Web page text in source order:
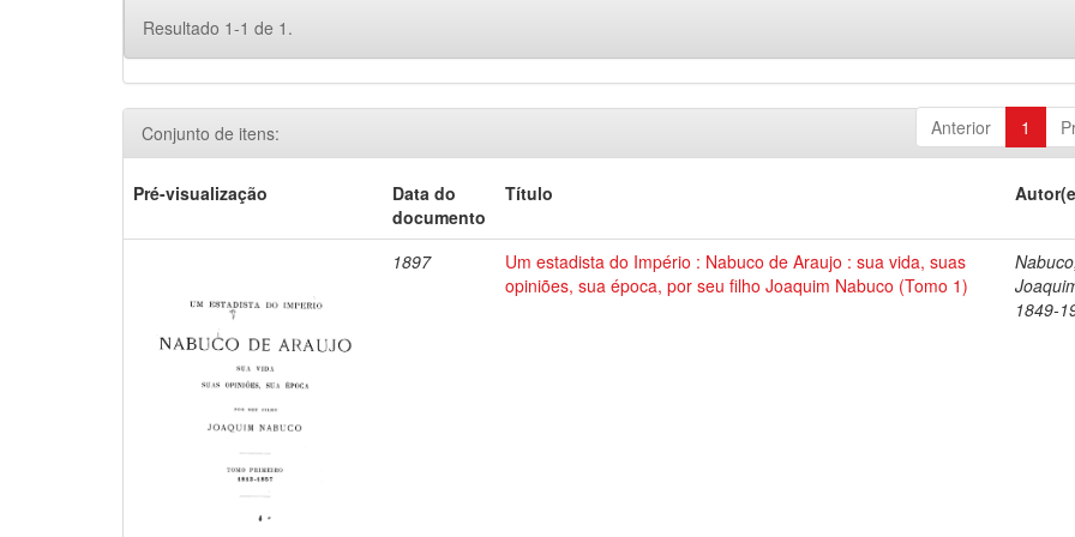
Resultado 1-1 de 1.
Anterior 1
Conjunto de itens:
Pré-visualização
Data do
documento
Título
1897
Um estadista do Império : Nabuco de Araujo : sua vida, suas
opiniões, sua época, por seu filho Joaquim Nabuco (Tomo 1)
Nabuco,
1849-